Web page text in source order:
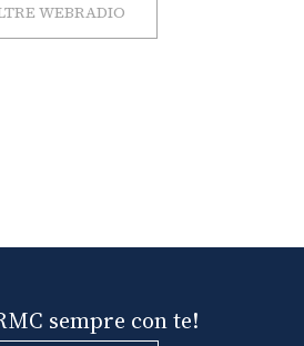
WEBRADIO
sempre con te!